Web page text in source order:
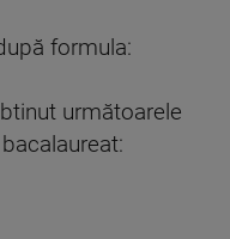
formula:
următoarele